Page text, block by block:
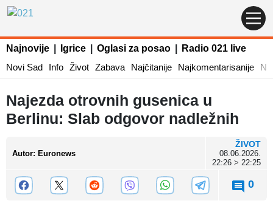
Najnovije Igrice Oglasi za posao
Radio 021 live
Novi Sad
Info Život Zabava Najčitanije Najkomentarisanije
Najezda otrovnih gusenica u
Berlinu: Slab odgovor nadležnih
Autor: Euronews
ŽIVOT
08.06.2026.
22:26 > 22:25
0